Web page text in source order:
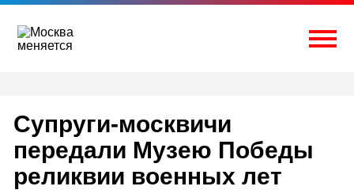
Перейти
содержимому
Супруги-москвичи
передали Музею Победы
реликвии военных лет